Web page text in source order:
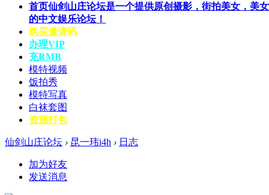
首页仙剑山庄论坛是一个提供原创摄影，街拍美女，美
的中文娱乐论坛！
购买邀请码
办理VIP
充RMB
模特视频
饭拍秀
模特写真
白袜套图
资源打包
仙剑山庄论坛 › 昆一玮i4h › 日志
加为好友
发送消息